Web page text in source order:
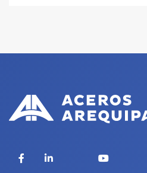
FacebookLinkedIn YouTube